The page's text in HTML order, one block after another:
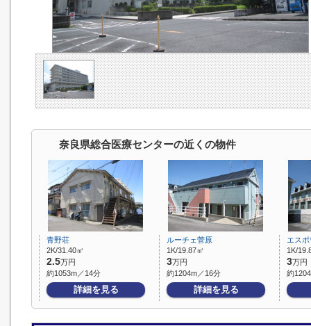
奈良県総合医療センターの近くの物件
青野荘
2K/31.40㎡
2.5万円
約1053m／14分
詳細を見る
ルーチェ菅原
1K/19.87㎡
3万円
約1204m／16分
詳細を見る
エス
1K/
3万円
約